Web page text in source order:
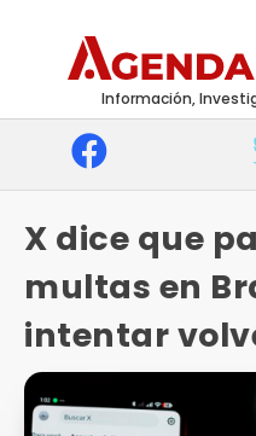
Información,
X dice que
multas en
intentar